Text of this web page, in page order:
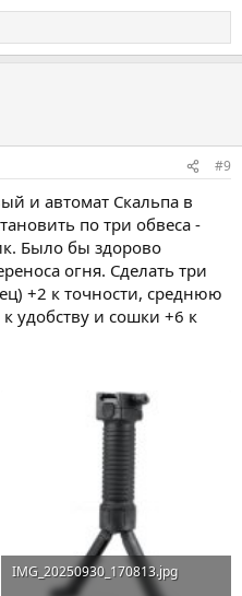
#9
и автомат Скальпа в
по три обвеса -
Было бы здорово
огня. Сделать три
+2 к точности, среднюю
удобству и сошки +6 к
IMG_20250930_170813.jpg